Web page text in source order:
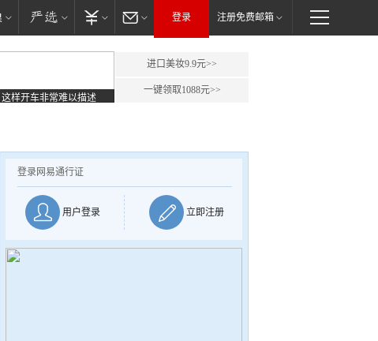
登录 注册免费邮箱
这样开车非常难以描述
进口美妆9.9元>>
一键领取1088元>>
登录网易通行证
用户登录 立即注册